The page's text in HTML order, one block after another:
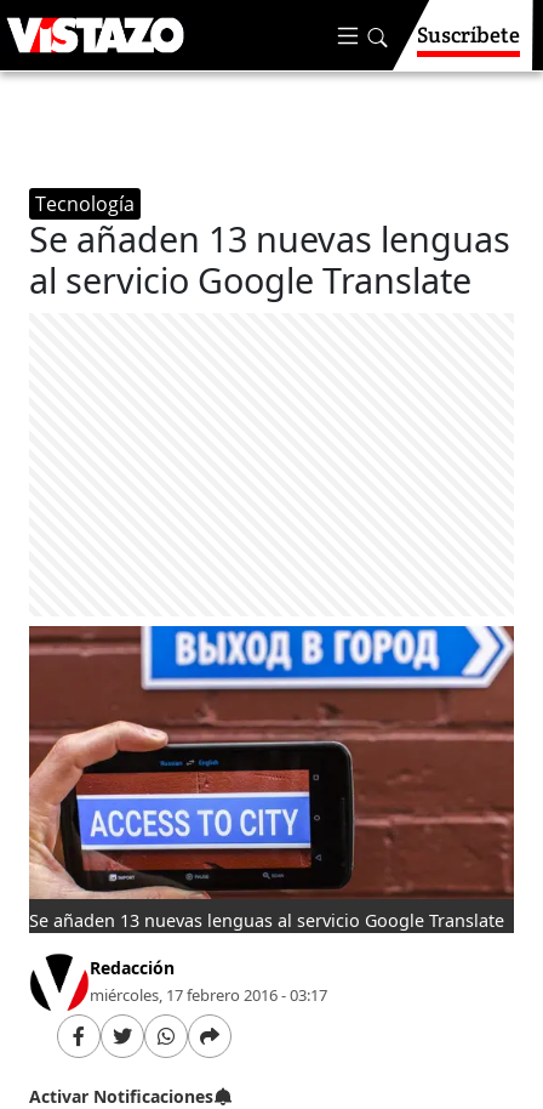
Suscríbete
Tecnología
Se añaden 13 nuevas lenguas
al servicio Google Translate
Se añaden 13 nuevas lenguas al servicio Google Translate
Redacción
miércoles, 17 febrero 2016 - 03:17
Activar Notificaciones